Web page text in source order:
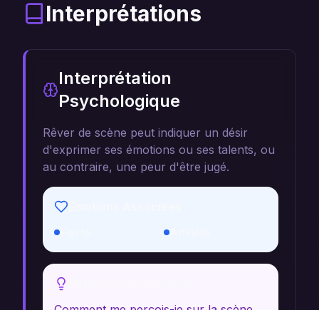
Interprétations
Interprétation
Psychologique
Rêver de scène peut indiquer un désir
d'exprimer ses émotions ou ses talents, ou
au contraire, une peur d'être jugé.
Anxiété